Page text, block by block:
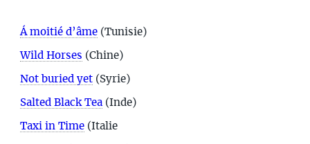
Á moitié d’âme (Tunisie)
Wild Horses (Chine)
Not buried yet (Syrie)
Salted Black Tea (Inde)
Taxi in Time (Italie